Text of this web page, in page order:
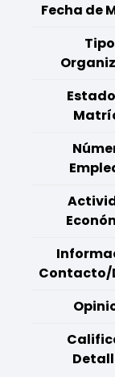
Fecha de
Contacto/